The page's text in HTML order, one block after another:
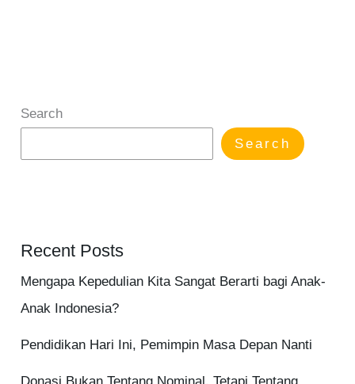
Search
Search
Recent Posts
Mengapa Kepedulian Kita Sangat Berarti bagi Anak-
Anak Indonesia?
Pendidikan Hari Ini, Pemimpin Masa Depan Nanti